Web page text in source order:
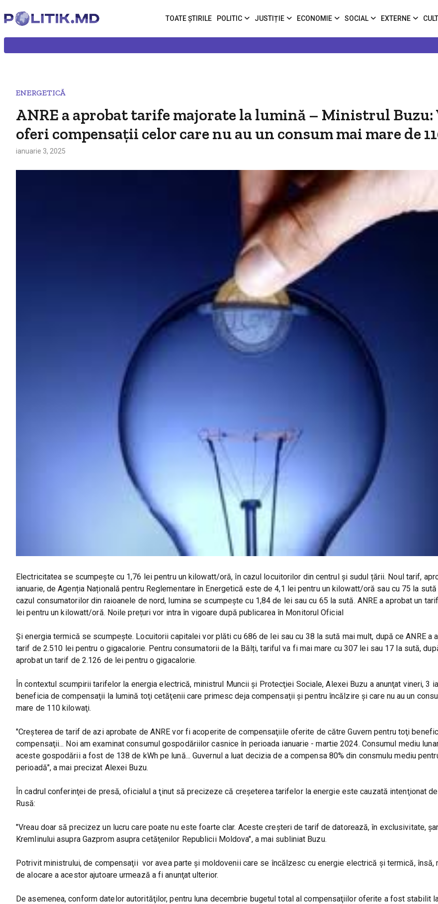
TOATE ȘTIRILE POLITIC JUSTIȚIE ECONOMIE SOCIAL EXTERNE
ENERGETICĂ
ANRE a aprobat tarife majorate la lumină – Ministrul Buzu:
oferi compensaţii celor care nu au un consum mai mare de
ianuarie 3, 2025
Electricitatea se scumpește cu 1,76 lei pentru un kilowatt/oră, în cazul locuitorilor din centrul și sudul țării. Noul tarif,
ianuarie, de Agenția Națională pentru Reglementare în Energetică este de 4,1 lei pentru un kilowatt/oră sau cu 75 la sută
cazul consumatorilor din raioanele de nord, lumina se scumpește cu 1,84 de lei sau cu 65 la sută. ANRE a aprobat un
lei pentru un kilowatt/oră. Noile prețuri vor intra în vigoare după publicarea în Monitorul Oficial
Și energia termică se scumpește. Locuitorii capitalei vor plăti cu 686 de lei sau cu 38 la sută mai mult, după ce ANRE a
tarif de 2.510 lei pentru o gigacalorie. Pentru consumatorii de la Bălți, tariful va fi mai mare cu 307 lei sau 17 la sută,
aprobat un tarif de 2.126 de lei pentru o gigacalorie.
În contextul scumpirii tarifelor la energia electrică, ministrul Muncii şi Protecţiei Sociale, Alexei Buzu a anunţat vineri, 3
beneficia de compensaţii la lumină toţi cetăţenii care primesc deja compensaţii şi pentru încălzire şi care nu au un
mare de 110 kilowaţi.
"Creşterea de tarif de azi aprobate de ANRE vor fi acoperite de compensaţiile oferite de către Guvern pentru toţi
compensaţii... Noi am examinat consumul gospodăriilor casnice în perioada ianuarie - martie 2024. Consumul mediu
aceste gospodării a fost de 138 de kWh pe lună... Guvernul a luat decizia de a compensa 80% din consmulu mediu
perioadă", a mai precizat Alexei Buzu.
În cadrul conferinţei de presă, oficialul a ţinut să precizeze că creşeterea tarifelor la energie este cauzată intenţionat
Rusă:
"Vreau doar să precizez un lucru care poate nu este foarte clar. Aceste creşteri de tarif de datorează, în exclusivitate,
Kremlinului asupra Gazprom asupra cetăţenilor Republicii Moldova", a mai subliniat Buzu.
Potrivit ministrului, de compensaţii vor avea parte şi moldovenii care se încălzesc cu energie electrică și termică, însă,
de alocare a acestor ajutoare urmează a fi anunţat ulterior.
De asemenea, conform datelor autorităţilor, pentru luna decembrie bugetul total al compensaţiilor oferite a fost stabilit